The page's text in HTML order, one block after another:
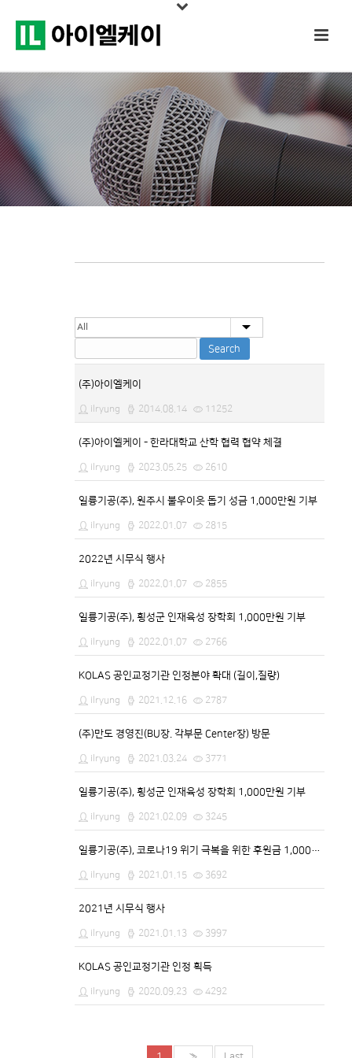
Search
(주)아이엘케이
ilryung 2014.08.14 11252
(주)아이엘케이 - 한라대학교 산학 협력 협약 체결
ilryung 2023.05.25 2610
일륭기공(주), 원주시 불우이웃 돕기 성금 1,000만원 기부
ilryung 2022.01.07 2815
2022년 시무식 행사
ilryung 2022.01.07 2855
일륭기공(주), 횡성군 인재육성 장학회 1,000만원 기부
ilryung 2022.01.07 2766
KOLAS 공인교정기관 인정분야 확대 (길이,질량)
ilryung 2021.12.16 2787
(주)만도 경영진(BU장. 각부문 Center장) 방문
ilryung 2021.03.24 3771
일륭기공(주), 횡성군 인재육성 장학회 1,000만원 기부
ilryung 2021.02.09 3245
일륭기공(주), 코로나19 위기 극복을 위한 후원금 1,000만원 기탁
ilryung 2021.01.15 3692
2021년 시무식 행사
ilryung 2021.01.13 3997
KOLAS 공인교정기관 인정 획득
ilryung 2020.09.23 4292